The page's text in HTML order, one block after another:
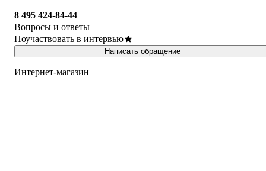
8 495 424-84-44
Вопросы и ответы
Поучаствовать в интервью
Написать обращение
Интернет-магазин